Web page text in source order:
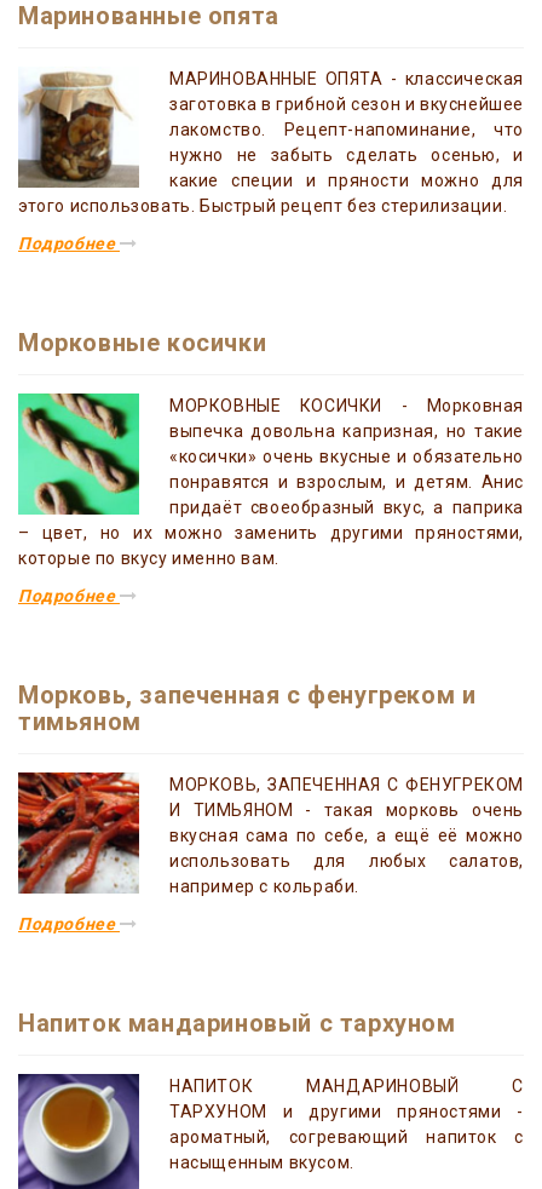
Маринованные опята
МАРИНОВАННЫЕ ОПЯТА - классическая
заготовка в грибной сезон и вкуснейшее
лакомство. Рецепт-напоминание, что
нужно не забыть сделать осенью, и
какие специи и пряности можно для
этого использовать. Быстрый рецепт без стерилизации.
Подробнее
Морковные косички
МОРКОВНЫЕ КОСИЧКИ - Морковная
выпечка довольна капризная, но такие
«косички» очень вкусные и обязательно
понравятся и взрослым, и детям. Анис
придаёт своеобразный вкус, а паприка
– цвет, но их можно заменить другими пряностями,
которые по вкусу именно вам.
Подробнее
Морковь, запеченная с фенугреком и
тимьяном
МОРКОВЬ, ЗАПЕЧЕННАЯ С ФЕНУГРЕКОМ
И ТИМЬЯНОМ - такая морковь очень
вкусная сама по себе, а ещё её можно
использовать для любых салатов,
например с кольраби.
Подробнее
Напиток мандариновый с тархуном
НАПИТОК МАНДАРИНОВЫЙ С
ТАРХУНОМ и другими пряностями -
ароматный, согревающий напиток с
насыщенным вкусом.